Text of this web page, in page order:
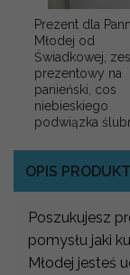
Prezent dla
Młodej od
Świadkowej,
prezentowy na
panieński, cos
niebieskiego
podwiązka
OPIS
Poszukujesz
pomysłu jaki
Młodej jesteś